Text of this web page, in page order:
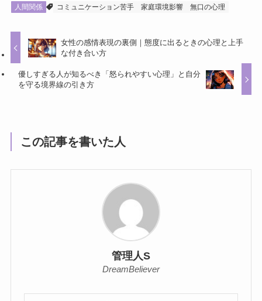
人間関係 コミュニケーション苦手 家庭環境影響 無口の心理
女性の感情表現の裏側｜態度に出るときの心理と上手
な付き合い方
優しすぎる人が知るべき「怒られやすい心理」と自分
を守る境界線の引き方
この記事を書いた人
管理人S
DreamBeliever